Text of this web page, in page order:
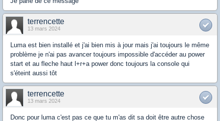
terrencette
13 mars 2024
Luma est bien installé et j'ai bien mis à jour mais j'ai toujours le même
problème je n'ai pas avancer toujours impossible d'accéder au power
start et au fleche haut l+r+a power donc toujours la console qui
s'éteint aussi tôt
terrencette
13 mars 2024
Donc pour luma c'est pas ce que tu m'as dit sa doit être autre chose